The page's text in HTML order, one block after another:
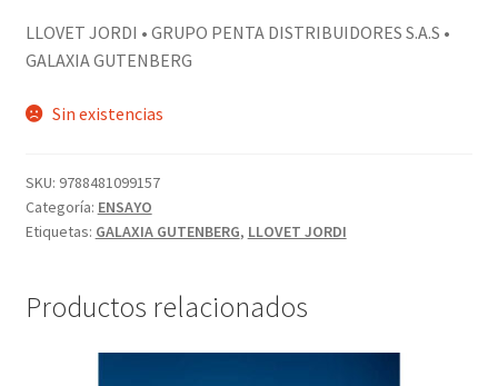
LLOVET JORDI • GRUPO PENTA DISTRIBUIDORES S.A.S •
GALAXIA GUTENBERG
Sin existencias
SKU: 9788481099157
Categoría: ENSAYO
Etiquetas: GALAXIA GUTENBERG, LLOVET JORDI
Productos relacionados